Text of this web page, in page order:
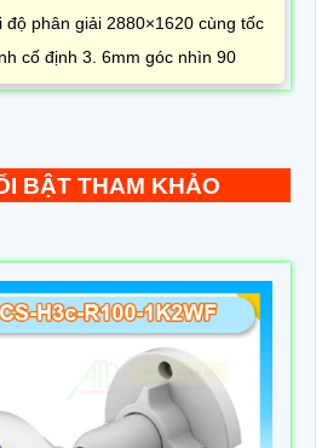
độ phân giải 2880×1620 cùng tốc
cố định 3. 6mm góc nhìn 90
BẬT THAM KHẢO